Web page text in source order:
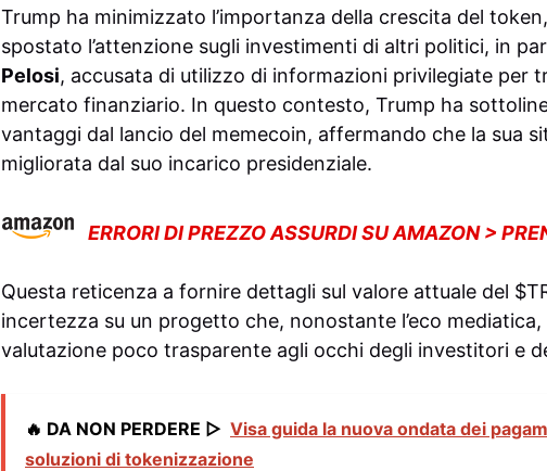
Trump ha minimizzato l’importanza della crescita del
spostato l’attenzione sugli investimenti di altri politici, in
Pelosi, accusata di utilizzo di informazioni privilegiate per
mercato finanziario. In questo contesto, Trump ha
vantaggi dal lancio del memecoin, affermando che la sua
migliorata dal suo incarico presidenziale.
ERRORI DI PREZZO ASSURDI SU AMAZON >
Questa reticenza a fornire dettagli sul valore attuale del
incertezza su un progetto che, nonostante l’eco
valutazione poco trasparente agli occhi degli investitori e
🔥 DA NON PERDERE ▷ Visa guida la nuova ondata dei
soluzioni di tokenizzazione